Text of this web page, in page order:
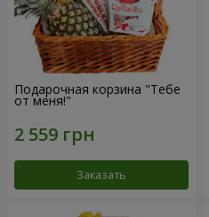
Подарочная корзина "Тебе
от меня!"
Заказать